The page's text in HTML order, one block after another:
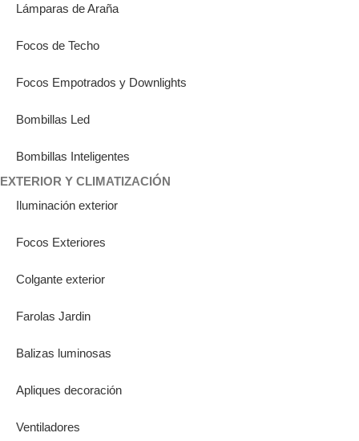
Lámparas de Araña
Focos de Techo
Focos Empotrados y Downlights
Bombillas Led
Bombillas Inteligentes
EXTERIOR Y CLIMATIZACIÓN
Iluminación exterior
Focos Exteriores
Colgante exterior
Farolas Jardin
Balizas luminosas
Apliques decoración
Ventiladores